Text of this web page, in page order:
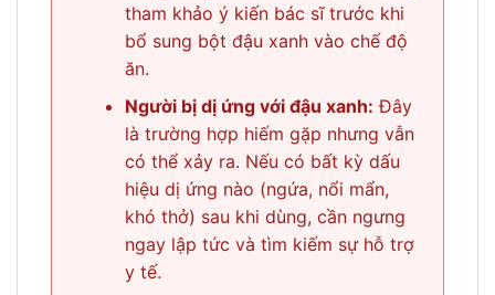
tham khảo ý kiến bác sĩ trước khi
bổ sung bột đậu xanh vào chế độ
ăn.
Người bị dị ứng với đậu xanh: Đây
là trường hợp hiếm gặp nhưng vẫn
có thể xảy ra. Nếu có bất kỳ dấu
hiệu dị ứng nào (ngứa, nổi mẩn,
khó thở) sau khi dùng, cần ngưng
ngay lập tức và tìm kiếm sự hỗ trợ
y tế.